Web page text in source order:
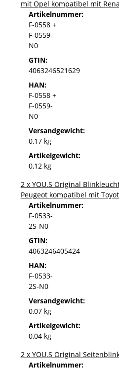
mit Opel kompatibel mit
Artikelnummer:
F-0558 +
F-0559-
N0
GTIN:
4063246521629
HAN:
F-0558 +
F-0559-
N0
Versandgewicht:
0,17 kg
Artikelgewicht:
0,12 kg
2 x YOU.S Original
Peugeot kompatibel mit
Artikelnummer:
F-0533-
2S-N0
GTIN:
4063246405424
HAN:
F-0533-
2S-N0
Versandgewicht:
0,07 kg
Artikelgewicht:
0,04 kg
2 x YOU.S Original
Artikelnummer: